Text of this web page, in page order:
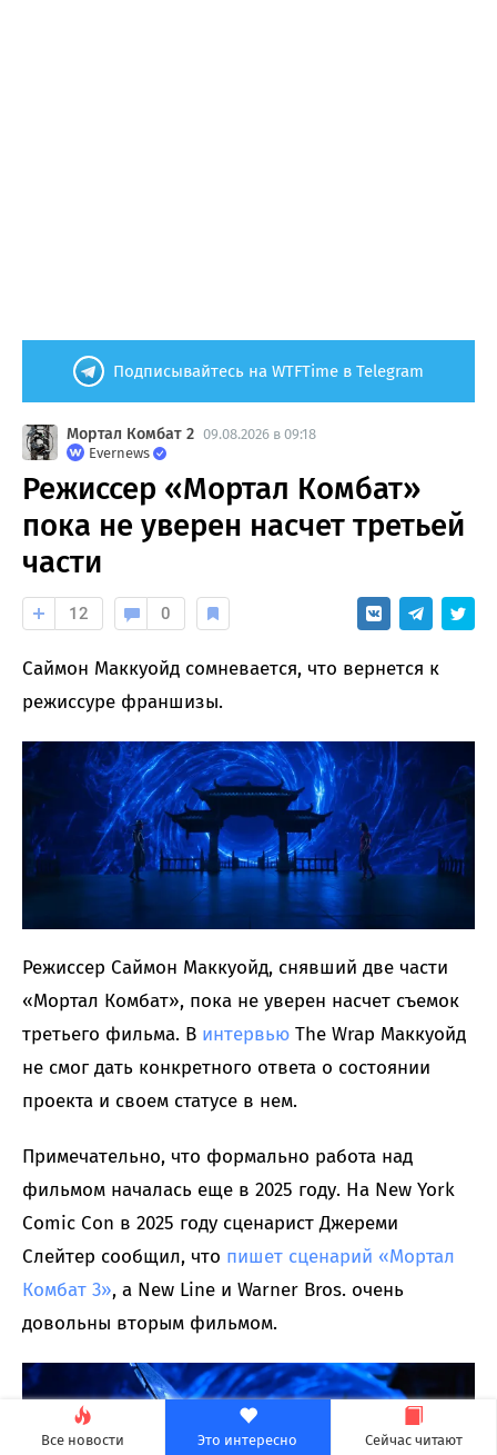
Все новости Это интересно Сейчас читают
Подписывайтесь на WTFTime в Telegram
Мортал Комбат 2 09.08.2026 в 09:18
Evernews
Режиссер «Мортал Комбат»
пока не уверен насчет третьей
части
12 0
Саймон Маккуойд сомневается, что вернется к
режиссуре франшизы.
Режиссер Саймон Маккуойд, снявший две части
«Мортал Комбат», пока не уверен насчет съемок
третьего фильма. В интервью The Wrap Маккуойд
не смог дать конкретного ответа о состоянии
проекта и своем статусе в нем.
Примечательно, что формально работа над
фильмом началась еще в 2025 году. На New York
Comic Con в 2025 году сценарист Джереми
Слейтер сообщил, что пишет сценарий «Мортал
Комбат 3», а New Line и Warner Bros. очень
довольны вторым фильмом.